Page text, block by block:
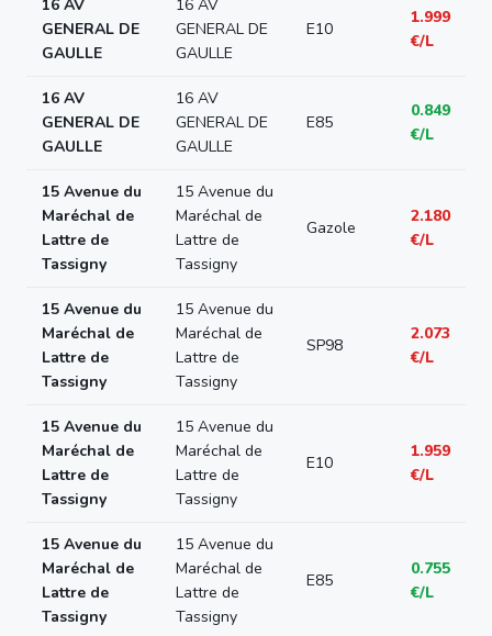
16 AV
GENERAL DE
GAULLE
16 AV
GENERAL DE
GAULLE
E10
1.999
€/L
16 AV
GENERAL DE
GAULLE
16 AV
GENERAL DE
GAULLE
E85
0.849
€/L
15 Avenue du
Maréchal de
Lattre de
Tassigny
15 Avenue du
Maréchal de
Lattre de
Tassigny
Gazole
2.180
€/L
15 Avenue du
Maréchal de
Lattre de
Tassigny
15 Avenue du
Maréchal de
Lattre de
Tassigny
SP98
2.073
€/L
15 Avenue du
Maréchal de
Lattre de
Tassigny
15 Avenue du
Maréchal de
Lattre de
Tassigny
E10
1.959
€/L
15 Avenue du
Maréchal de
Lattre de
Tassigny
15 Avenue du
Maréchal de
Lattre de
Tassigny
E85
0.755
€/L